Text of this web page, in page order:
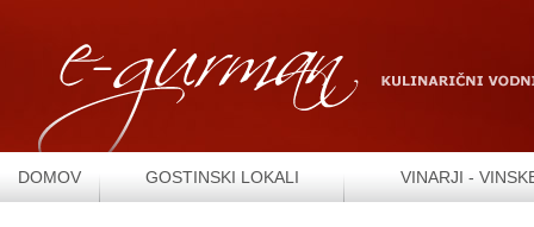
DOMOV GOSTINSKI LOKALI VINARJI -